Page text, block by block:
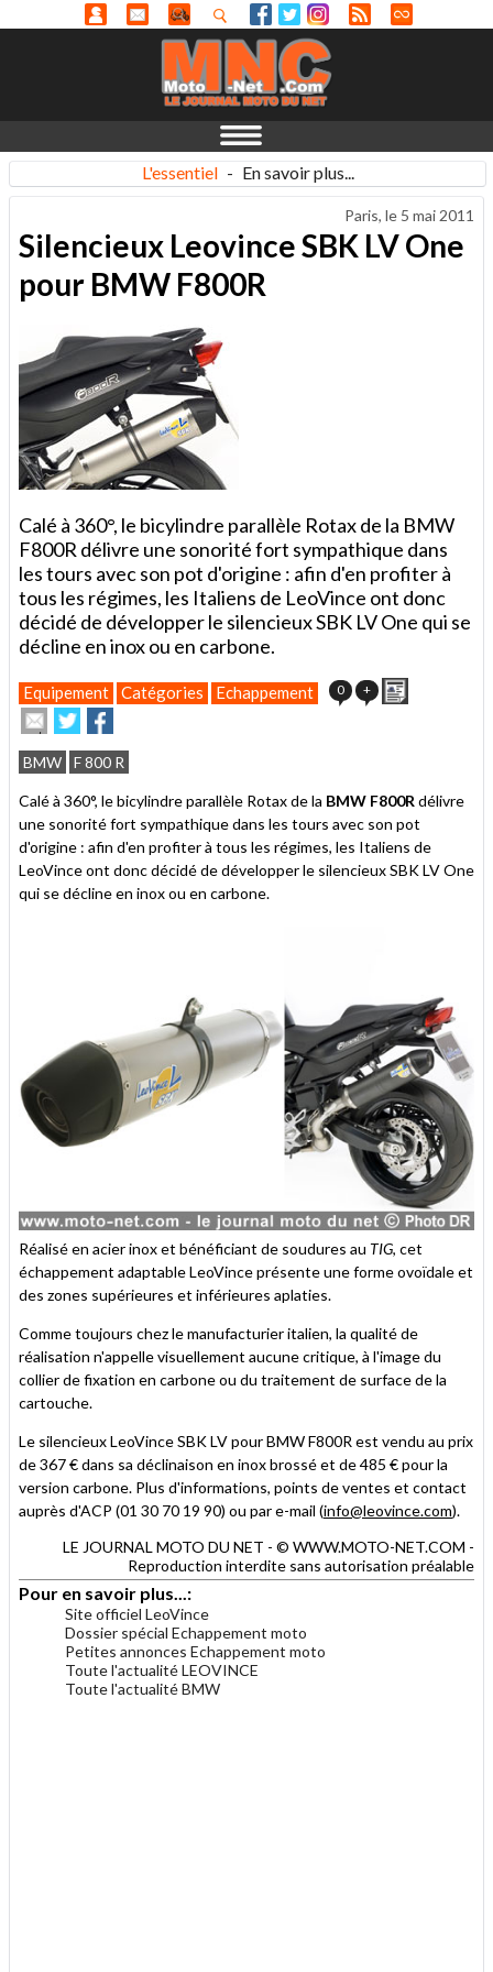
L'essentiel - En savoir plus...
Paris, le 5 mai 2011
Silencieux Leovince SBK LV One
pour BMW F800R
Calé à 360°, le bicylindre parallèle Rotax de la BMW
F800R délivre une sonorité fort sympathique dans
les tours avec son pot d'origine : afin d'en profiter à
tous les régimes, les Italiens de LeoVince ont donc
décidé de développer le silencieux SBK LV One qui se
décline en inox ou en carbone.
Equipement Catégories Echappement 0 +
Envoyer
cet
article
à
un
ami
Partager
sur
Twitter
sur
Facebook
BMW F 800 R
Calé à 360°, le bicylindre parallèle Rotax de la BMW F800R délivre
une sonorité fort sympathique dans les tours avec son pot
d'origine : afin d'en profiter à tous les régimes, les Italiens de
LeoVince ont donc décidé de développer le silencieux SBK LV One
qui se décline en inox ou en carbone.
Réalisé en acier inox et bénéficiant de soudures au TIG, cet
échappement adaptable LeoVince présente une forme ovoïdale et
des zones supérieures et inférieures aplaties.
Comme toujours chez le manufacturier italien, la qualité de
réalisation n'appelle visuellement aucune critique, à l'image du
collier de fixation en carbone ou du traitement de surface de la
cartouche.
Le silencieux LeoVince SBK LV pour BMW F800R est vendu au prix
de 367 € dans sa déclinaison en inox brossé et de 485 € pour la
version carbone. Plus d'informations, points de ventes et contact
auprès d'ACP (01 30 70 19 90) ou par e-mail (info@leovince.com).
LE JOURNAL MOTO DU NET - © WWW.MOTO-NET.COM -
Reproduction interdite sans autorisation préalable
Pour en savoir plus...:
Site officiel LeoVince
Dossier spécial Echappement moto
Petites annonces Echappement moto
Toute l'actualité LEOVINCE
Toute l'actualité BMW